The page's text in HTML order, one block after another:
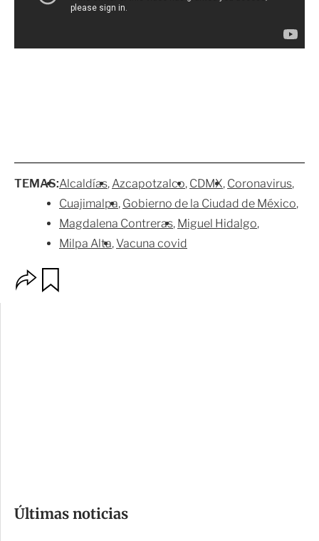
TEMAS:Alcaldías Azcapotzalco CDMX Coronavirus
Cuajimalpa Gobierno de la Ciudad de México
Magdalena Contreras Miguel Hidalgo
Milpa Alta Vacuna covid
p
m
Últimas noticias